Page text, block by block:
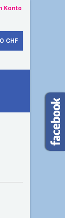
Konto
CHF